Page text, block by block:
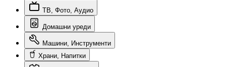
ТВ, Фото, Аудио
Домашни уреди
Машини, Инструменти
Храни, Напитки